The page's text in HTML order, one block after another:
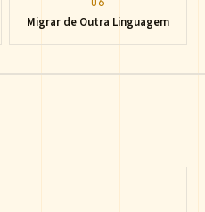
06
Migrar de Outra Linguagem